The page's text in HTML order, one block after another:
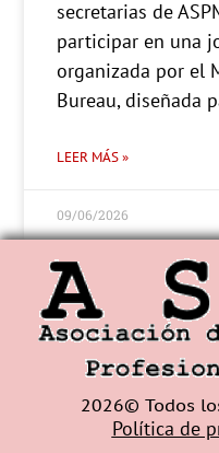
secretarias de
participar en una
organizada por el
Bureau, diseñada
LEER MÁS »
09/06/2026
2026© Todos
Política de